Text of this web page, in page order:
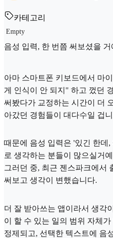
카테고리
Empty
음성 입력, 한 번쯤 써보셨을 거
아마 스마트폰 키보드에서 마
게 인식이 안 되지" 하고 껐던
써봤다가 교정하는 시간이 더
아갔던 경험들이 대다수일 겁
때문에 음성 입력은 '있긴 한데
로 생각하는 분들이 많으실거
그러던 중, 최근 젠스파크에서
써보고 생각이 변했습니다.
더 잘 받아쓰는 앱이라서 생각
이 할 수 있는 일의 범위 자체
정제되고, 선택한 텍스트에 음